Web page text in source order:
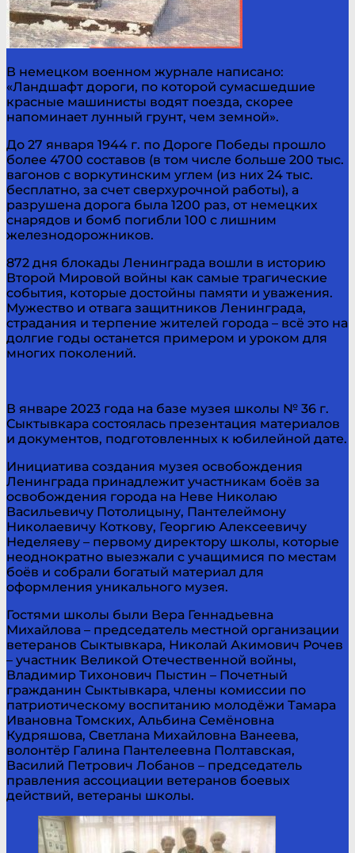
В немецком военном журнале написано:
«Ландшафт дороги, по которой сумасшедшие
красные машинисты водят поезда, скорее
напоминает лунный грунт, чем земной».
До 27 января 1944 г. по Дороге Победы прошло
более 4700 составов (в том числе больше 200 тыс.
вагонов с воркутинским углем (из них 24 тыс.
бесплатно, за счет сверхурочной работы), а
разрушена дорога была 1200 раз, от немецких
снарядов и бомб погибли 100 с лишним
железнодорожников.
872 дня блокады Ленинграда вошли в историю
Второй Мировой войны как самые трагические
события, которые достойны памяти и уважения.
Мужество и отвага защитников Ленинграда,
страдания и терпение жителей города – всё это на
долгие годы останется примером и уроком для
многих поколений.
В январе 2023 года на базе музея школы № 36 г.
Сыктывкара состоялась презентация материалов
и документов, подготовленных к юбилейной дате.
Инициатива создания музея освобождения
Ленинграда принадлежит участникам боёв за
освобождения города на Неве Николаю
Васильевичу Потолицыну, Пантелеймону
Николаевичу Коткову, Георгию Алексеевичу
Неделяеву – первому директору школы, которые
неоднократно выезжали с учащимися по местам
боёв и собрали богатый материал для
оформления уникального музея.
Гостями школы были Вера Геннадьевна
Михайлова – председатель местной организации
ветеранов Сыктывкара, Николай Акимович Рочев
– участник Великой Отечественной войны,
Владимир Тихонович Пыстин – Почетный
гражданин Сыктывкара, члены комиссии по
патриотическому воспитанию молодёжи Тамара
Ивановна Томских, Альбина Семёновна
Кудряшова, Светлана Михайловна Ванеева,
волонтёр Галина Пантелеевна Полтавская,
Василий Петрович Лобанов – председатель
правления ассоциации ветеранов боевых
действий, ветераны школы.